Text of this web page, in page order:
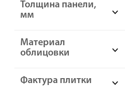
Толщина панели,
мм
Материал
облицовки
Фактура плитки